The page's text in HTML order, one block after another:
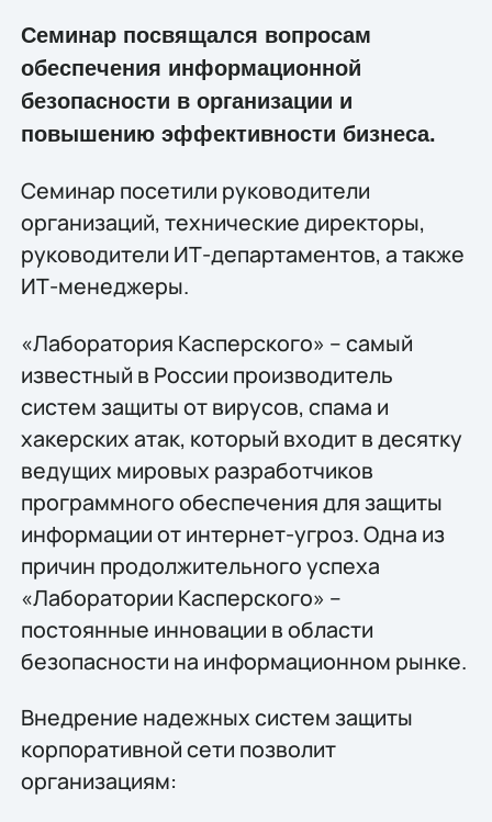
Семинар посвящался вопросам
обеспечения информационной
безопасности в организации и
повышению эффективности бизнеса.
Семинар посетили руководители
организаций, технические директоры,
руководители ИТ-департаментов, а также
ИТ-менеджеры.
«Лаборатория Касперского» – самый
известный в России производитель
систем защиты от вирусов, спама и
хакерских атак, который входит в десятку
ведущих мировых разработчиков
программного обеспечения для защиты
информации от интернет-угроз. Одна из
причин продолжительного успеха
«Лаборатории Касперского» –
постоянные инновации в области
безопасности на информационном рынке.
Внедрение надежных систем защиты
корпоративной сети позволит
организациям: